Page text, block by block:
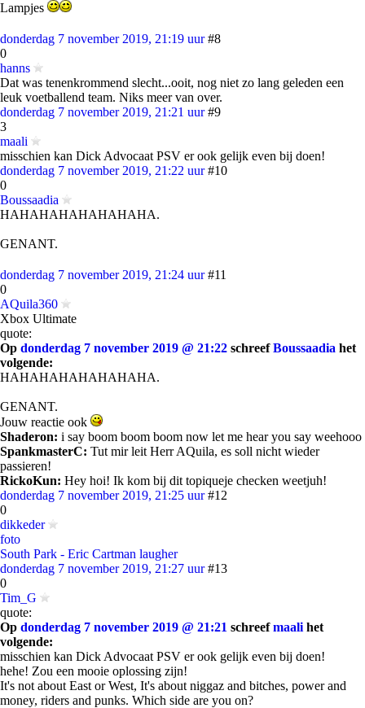
Lampjes
donderdag 7 november 2019, 21:19 uur #8
0
hanns
Dat was tenenkrommend slecht...ooit, nog niet zo lang geleden een
leuk voetballend team. Niks meer van over.
donderdag 7 november 2019, 21:21 uur #9
3
maali
misschien kan Dick Advocaat PSV er ook gelijk even bij doen!
donderdag 7 november 2019, 21:22 uur #10
0
Boussaadia
HAHAHAHAHAHAHAHA.
GENANT.
donderdag 7 november 2019, 21:24 uur #11
0
AQuila360
Xbox Ultimate
quote:
Op donderdag 7 november 2019 @ 21:22 schreefBoussaadia het
volgende:
HAHAHAHAHAHAHAHA.
GENANT.
Jouw reactie ook
Shaderon: i say boom boom boom now let me hear you say weehooo
SpankmasterC: Tut mir leit Herr AQuila, es soll nicht wieder
passieren!
RickoKun: Hey hoi! Ik kom bij dit topiqueje checken weetjuh!
donderdag 7 november 2019, 21:25 uur #12
0
dikkeder
foto
South Park - Eric Cartman laugher
donderdag 7 november 2019, 21:27 uur #13
0
Tim_G
quote:
Op donderdag 7 november 2019 @ 21:21 schreefmaali het
volgende:
misschien kan Dick Advocaat PSV er ook gelijk even bij doen!
hehe! Zou een mooie oplossing zijn!
It's not about East or West, It's about niggaz and bitches, power and
money, riders and punks. Which side are you on?